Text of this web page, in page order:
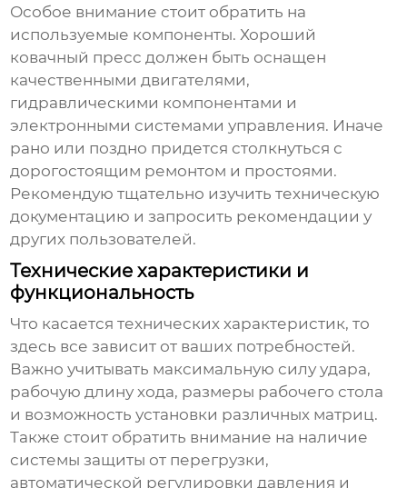
Особое внимание стоит обратить на
используемые компоненты. Хороший
ковачный пресс должен быть оснащен
качественными двигателями,
гидравлическими компонентами и
электронными системами управления. Иначе
рано или поздно придется столкнуться с
дорогостоящим ремонтом и простоями.
Рекомендую тщательно изучить техническую
документацию и запросить рекомендации у
других пользователей.
Технические характеристики и
функциональность
Что касается технических характеристик, то
здесь все зависит от ваших потребностей.
Важно учитывать максимальную силу удара,
рабочую длину хода, размеры рабочего стола
и возможность установки различных матриц.
Также стоит обратить внимание на наличие
системы защиты от перегрузки,
автоматической регулировки давления и